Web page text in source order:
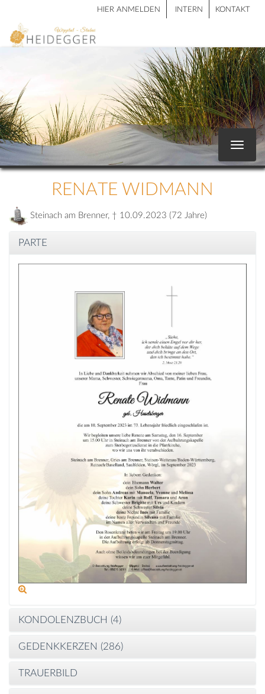
HIER ANMELDEN INTERN KONTAKT
Toggle
RENATE WIDMANN
Steinach am Brenner, † 10.09.2023 (72 Jahre)
PARTE
KONDOLENZBUCH (4)
GEDENKKERZEN (286)
TRAUERBILD